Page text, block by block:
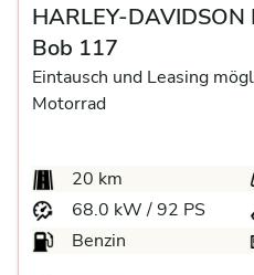
HARLEY-
Bob 117
Eintausch und Leasing
Motorrad
20 km
68.0 kW / 92 PS
Benzin